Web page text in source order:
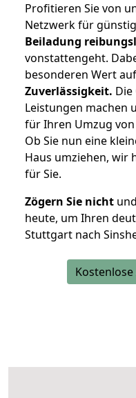
Profitieren Sie von
Netzwerk für
Beiladung
vonstattengeht.
besonderen Wert auf
Zuverlässigkeit.
Leistungen machen
für Ihren Umzug
Ob Sie nun eine
Haus umziehen, wir
für Sie.
Zögern Sie nicht
heute, um Ihren
Stuttgart nach